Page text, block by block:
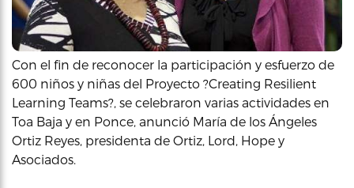
Con el fin de reconocer la participación y esfuerzo de
600 niños y niñas del Proyecto ?Creating Resilient
Learning Teams?, se celebraron varias actividades en
Toa Baja y en Ponce, anunció María de los Ángeles
Ortiz Reyes, presidenta de Ortiz, Lord, Hope y
Asociados.